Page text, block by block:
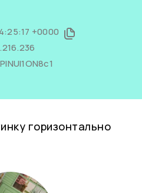
+0000
горизонтально